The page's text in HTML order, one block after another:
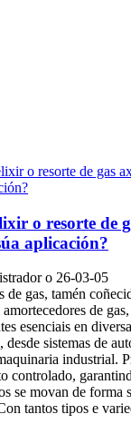
o resorte de
aplicación?
o 26-03-05
de gas, tamén
de
esenciais en
desde sistemas de
industrial.
controlado,
se movan de forma
tantos tipos e